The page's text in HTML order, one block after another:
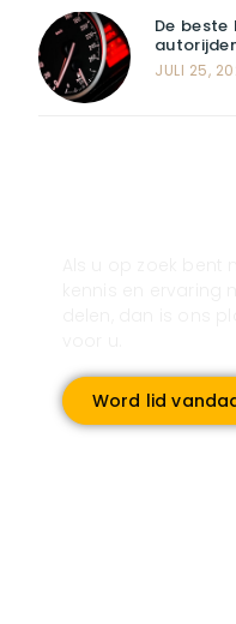
De
JULI 25,
Word lid